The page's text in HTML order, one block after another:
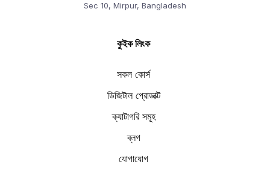
Sec 10, Mirpur, Bangladesh
কুইক লিংক
সকল কোর্স
ডিজিটাল প্রোডাক্ট
ক্যাটাগরি সমূহ
ব্লগ
যোগাযোগ